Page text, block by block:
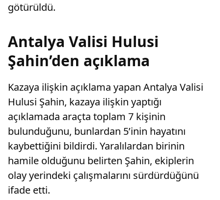
götürüldü.
Antalya Valisi Hulusi
Şahin’den açıklama
Kazaya ilişkin açıklama yapan Antalya Valisi
Hulusi Şahin, kazaya ilişkin yaptığı
açıklamada araçta toplam 7 kişinin
bulunduğunu, bunlardan 5’inin hayatını
kaybettiğini bildirdi. Yaralılardan birinin
hamile olduğunu belirten Şahin, ekiplerin
olay yerindeki çalışmalarını sürdürdüğünü
ifade etti.